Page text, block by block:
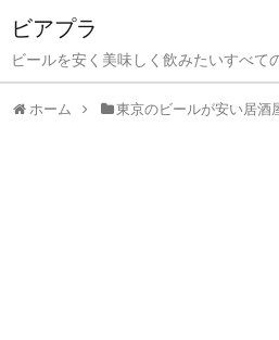
ビアプラ
ビールを安く美味しく飲みたいすべて
ホーム 東京のビールが安い居酒